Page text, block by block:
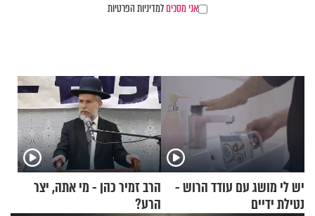
אני מסכיםלמדיניות הפרטיות
יש לי מושג עם עודד הרוש -
נטילת ידיים
הרב זמיר כהן - מי אתה, יצר
הרע?